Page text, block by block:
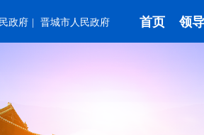
政府 晋城市人民政府 首页 领